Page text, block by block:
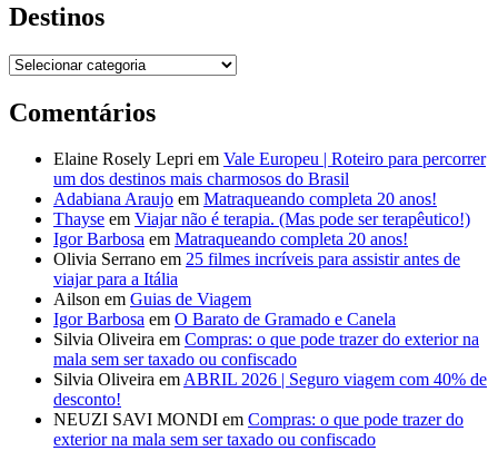
Destinos
Destinos
Comentários
Elaine Rosely Lepri em Vale Europeu | Roteiro para percorrer
um dos destinos mais charmosos do Brasil
Adabiana Araujo em Matraqueando completa 20 anos!
Thayse em Viajar não é terapia. (Mas pode ser terapêutico!)
Igor Barbosa em Matraqueando completa 20 anos!
Olivia Serrano em 25 filmes incríveis para assistir antes de
viajar para a Itália
Ailson em Guias de Viagem
Igor Barbosa em O Barato de Gramado e Canela
Silvia Oliveira em Compras: o que pode trazer do exterior na
mala sem ser taxado ou confiscado
Silvia Oliveira emABRIL 2026 | Seguro viagem com 40% de
desconto!
NEUZI SAVI MONDI em Compras: o que pode trazer do
exterior na mala sem ser taxado ou confiscado